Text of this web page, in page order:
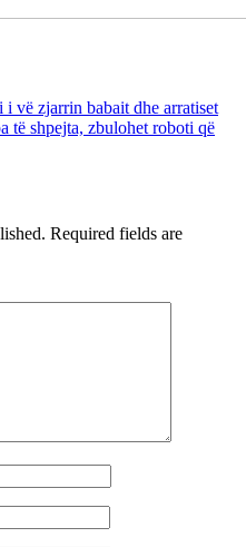
vë zjarrin babait dhe arratiset
të shpejta, zbulohet roboti që
Required fields are